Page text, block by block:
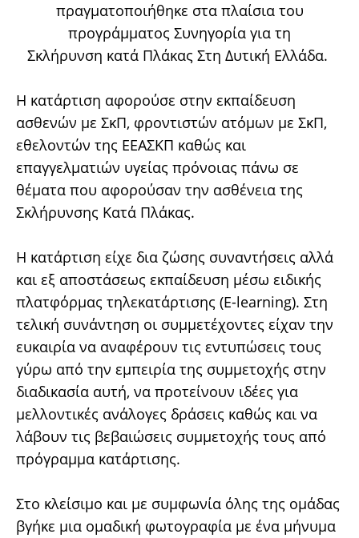
πραγματοποιήθηκε στα πλαίσια του
προγράμματος Συνηγορία για τη
Σκλήρυνση κατά Πλάκας Στη Δυτική Ελλάδα.
Η κατάρτιση αφορούσε στην εκπαίδευση
ασθενών με ΣκΠ, φροντιστών ατόμων με ΣκΠ,
εθελοντών της ΕΕΑΣΚΠ καθώς και
επαγγελματιών υγείας πρόνοιας πάνω σε
θέματα που αφορούσαν την ασθένεια της
Σκλήρυνσης Κατά Πλάκας.
Η κατάρτιση είχε δια ζώσης συναντήσεις αλλά
και εξ αποστάσεως εκπαίδευση μέσω ειδικής
πλατφόρμας τηλεκατάρτισης (E-learning). Στη
τελική συνάντηση οι συμμετέχοντες είχαν την
ευκαιρία να αναφέρουν τις εντυπώσεις τους
γύρω από την εμπειρία της συμμετοχής στην
διαδικασία αυτή, να προτείνουν ιδέες για
μελλοντικές ανάλογες δράσεις καθώς και να
λάβουν τις βεβαιώσεις συμμετοχής τους από
πρόγραμμα κατάρτισης.
Στο κλείσιμο και με συμφωνία όλης της ομάδας
βγήκε μια ομαδική φωτογραφία με ένα μήνυμα